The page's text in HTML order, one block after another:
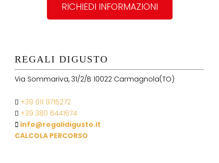
RICHIEDI INFORMAZIONI
REGALI DIGUSTO
Via Sommariva, 31/2/B 10022 Carmagnola(TO)
+39 011 9715272
+39 380 6441674
info@regalidigusto.it
CALCOLA PERCORSO